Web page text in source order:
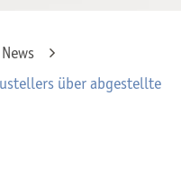
über abgestellte